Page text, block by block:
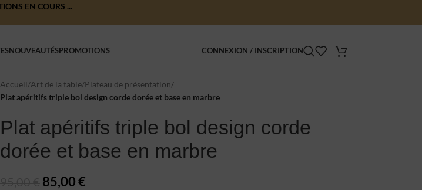
EN COURS ...
NOUVEAUTÉSPROMOTIONS CONNEXION / INSCRIPTION
Accueil/Art de la table/Plateau de présentation/
Plat apéritifs triple bol design corde dorée et base en marbre
Plat apéritifs triple bol design corde
dorée et base en marbre
85,00€